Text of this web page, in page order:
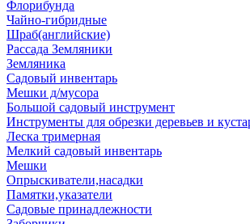
Флорибунда
Чайно-гибридные
Шраб(английские)
Рассада Земляники
Земляника
Садовый инвентарь
Мешки д/мусора
Большой садовый инструмент
Инструменты для обрезки деревьев и
Леска тримерная
Мелкий садовый инвентарь
Мешки
Опрыскиватели,насадки
Памятки,указатели
Садовые принадлежности